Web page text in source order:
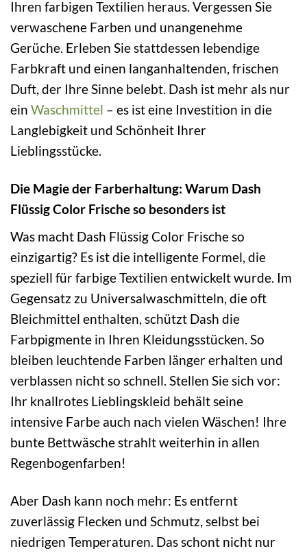
Ihren farbigen Textilien heraus. Vergessen Sie
verwaschene Farben und unangenehme
Gerüche. Erleben Sie stattdessen lebendige
Farbkraft und einen langanhaltenden, frischen
Duft, der Ihre Sinne belebt. Dash ist mehr als nur
ein Waschmittel – es ist eine Investition in die
Langlebigkeit und Schönheit Ihrer
Lieblingsstücke.
Die Magie der Farberhaltung: Warum Dash
Flüssig Color Frische so besonders ist
Was macht Dash Flüssig Color Frische so
einzigartig? Es ist die intelligente Formel, die
speziell für farbige Textilien entwickelt wurde. Im
Gegensatz zu Universalwaschmitteln, die oft
Bleichmittel enthalten, schützt Dash die
Farbpigmente in Ihren Kleidungsstücken. So
bleiben leuchtende Farben länger erhalten und
verblassen nicht so schnell. Stellen Sie sich vor:
Ihr knallrotes Lieblingskleid behält seine
intensive Farbe auch nach vielen Wäschen! Ihre
bunte Bettwäsche strahlt weiterhin in allen
Regenbogenfarben!
Aber Dash kann noch mehr: Es entfernt
zuverlässig Flecken und Schmutz, selbst bei
niedrigen Temperaturen. Das schont nicht nur